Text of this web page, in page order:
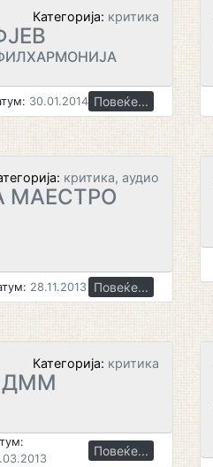
Категорија: критика
30.01.2014 Повеќе...
критика, аудио
МАЕСТРО
28.11.2013 Повеќе...
Категорија: критика
ДММ
Повеќе...